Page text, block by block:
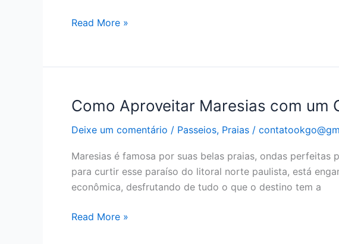
Read More »
Como Aproveitar Maresias com um
Deixe um comentário / Passeios, Praias /
Maresias é famosa por suas belas praias, ondas
para curtir esse paraíso do litoral norte paulista, está
econômica, desfrutando de tudo o que o destino tem a
Como
Maresias
Orçamento
Read More »